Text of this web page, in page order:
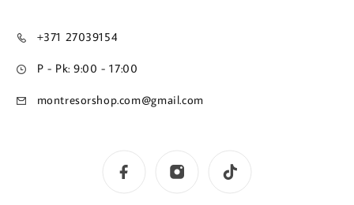
+371 27039154
P - Pk: 9:00 - 17:00
montresorshop.com@gmail.com